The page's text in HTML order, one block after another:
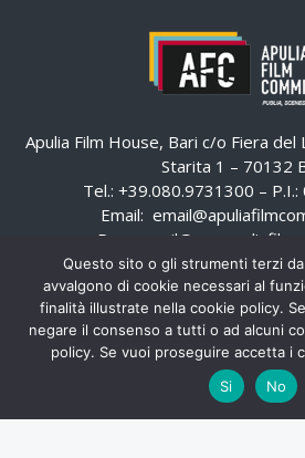
Apulia Film House, Bari c/o Fiera
Starita 1 – 70132
Tel.: +39.080.9731300 –
Email:
Pec:
Questo sito o gli strumenti terzi
avvalgono di cookie necessari al
finalità illustrate nella cookie policy.
negare il consenso a tutti o ad alcuni
policy. Se vuoi proseguire accetta i
Si
No